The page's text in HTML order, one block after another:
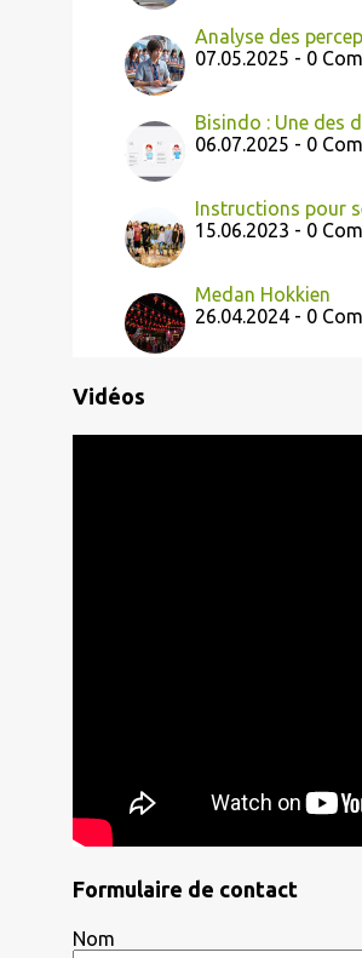
Analyse des
07.05.2025 - 0
Bisindo : Une des
06.07.2025 - 0
Instructions pour
15.06.2023 - 0
Medan Hokkien
26.04.2024 - 0
Vidéos
Formulaire de contact
Nom